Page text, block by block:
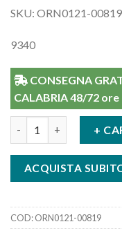
SKU: ORN0121-00819
9340
CONSEGNA
CALABRIA 48/72 ore
+
ACQUISTA
COD:ORN0121-00819